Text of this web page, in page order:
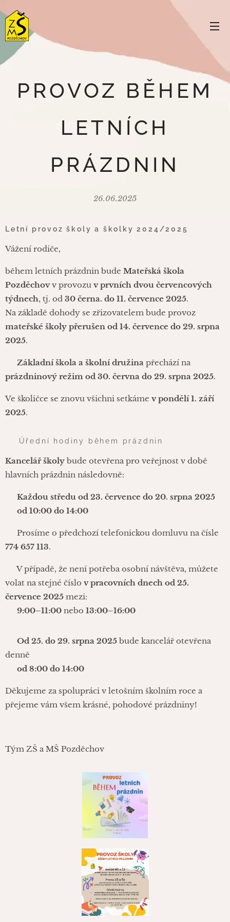
PROVOZ BĚHEM
LETNÍCH
PRÁZDNIN
26.06.2025
Letní provoz školy a školky 2024/2025
Vážení rodiče,
během letních prázdnin bude Mateřská škola
Pozděchovv provozu v prvních dvou červencových
týdnech, tj. od 30 černa. do 11. července 2025.
Na základě dohody se zřizovatelem bude provoz
mateřské školy přerušen od 14. července do 29. srpna
2025.
Základní škola a školní družina přechází na
prázdninový režim od 30. června do 29. srpna 2025.
Ve školičce se znovu všichni setkáme v pondělí 1. září
2025.
🕘 Úřední hodiny během prázdnin
Kancelář školy bude otevřena pro veřejnost v době
hlavních prázdnin následovně:
Každou středu od 23. července do 20. srpna 2025
od 10:00 do 14:00
📞 Prosíme o předchozí telefonickou domluvu na čísle
774 657 113.
📲 V případě, že není potřeba osobní návštěva, můžete
volat na stejné číslo v pracovních dnech od 25.
července 2025 mezi:
9:00–11:00 nebo 13:00–16:00
Od 25. do 29. srpna 2025 bude kancelář otevřena
denně
od 8:00 do 14:00
Děkujeme za spolupráci v letošním školním roce a
přejeme vám všem krásné, pohodové prázdniny!
Tým ZŠ a MŠ Pozděchov